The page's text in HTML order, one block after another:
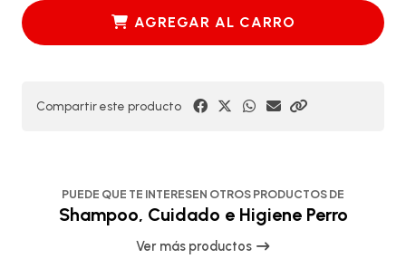
AGREGAR AL CARRO
Compartir este producto
PUEDE QUE TE INTERESEN OTROS PRODUCTOS DE
Shampoo, Cuidado e Higiene Perro
Ver más productos